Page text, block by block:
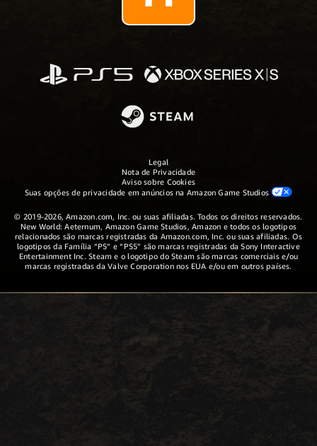
Legal
Nota de Privacidade
Aviso sobre Cookies
Suas opções de privacidade em anúncios na Amazon Game Studios
© 2019-2026, Amazon.com, Inc. ou suas afiliadas. Todos os direitos reservados.
New World: Aeternum, Amazon Game Studios, Amazon e todos os logotipos
relacionados são marcas registradas da Amazon.com, Inc. ou suas afiliadas. Os
logotipos da Família “PS” e “PS5” são marcas registradas da Sony Interactive
Entertainment Inc. Steam e o logotipo do Steam são marcas comerciais e/ou
marcas registradas da Valve Corporation nos EUA e/ou em outros países.